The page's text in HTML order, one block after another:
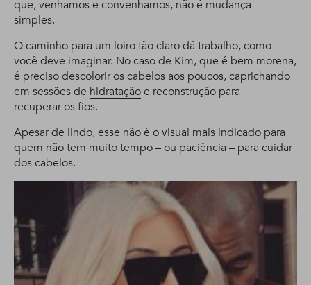
que, venhamos e convenhamos, não é mudança
simples.
O caminho para um loiro tão claro dá trabalho, como
você deve imaginar. No caso de Kim, que é bem morena,
é preciso descolorir os cabelos aos poucos, caprichando
em sessões de hidrataçãoe reconstrução para
recuperar os fios.
Apesar de lindo, esse não é o visual mais indicado para
quem não tem muito tempo – ou paciência – para cuidar
dos cabelos.